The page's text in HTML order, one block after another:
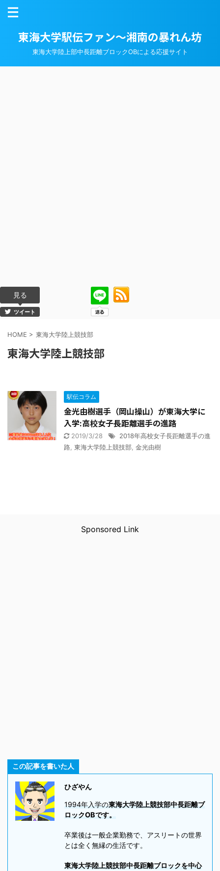
東海大学駅伝ファン～湘南の暴れん坊
東海大学陸上部中長距離ブロックOBによる応援サイト
見る
ツイート
HOME > 東海大学陸上競技部
東海大学陸上競技部
駅伝コラム
金光由樹選手（岡山操山）が東海大学に
入学:高校女子長距離選手の進路
2019/3/28
2018年高校女子長距離選手の進
路 東海大学陸上競技部 金光由樹
Sponsored Link
この記事を書いた人
ひざやん
1994年入学の東海大学陸上競技部中長距離ブ
ロックOBです。
卒業後は一般企業勤務で、アスリートの世界
とは全く無縁の生活です。
東海大学陸上競技部中長距離ブロックを中心